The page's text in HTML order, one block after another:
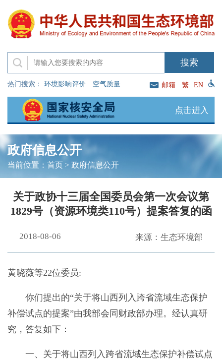
热门搜索： 环境影响评价 空气质量 邮箱 繁 EN
点击进入
政府信息公开
当前位置： 首页> 政府信息公开
关于政协十三届全国委员会第一次会议第
1829号（资源环境类110号）提案答复的函
2018-08-06 来源：生态环境部
黄晓薇等22位委员:
你们提出的“关于将山西列入跨省流域生态保护
补偿试点的提案”由我部会同财政部办理。经认真研
究，答复如下：
一、关于将山西列入跨省流域生态保护补偿试点